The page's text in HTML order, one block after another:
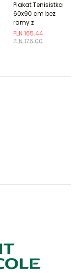
PLN 176.00
PLN 165.44
Plakat Tenisistka
60x90 cm bez
ramy z
marginesem